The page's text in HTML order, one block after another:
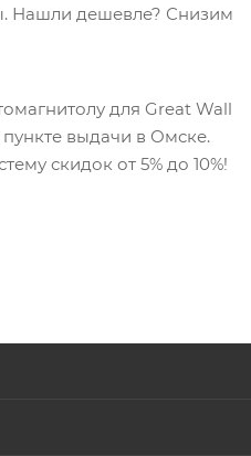
Нашли дешевле? Снизим
для Great Wall
выдачи в Омске.
скидок от 5% до 10%!